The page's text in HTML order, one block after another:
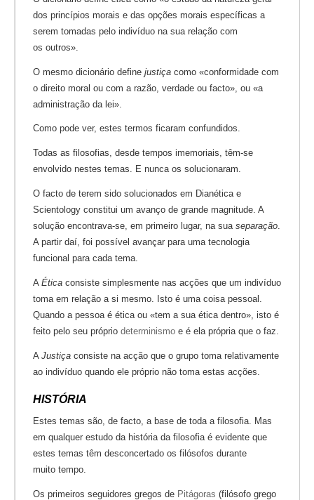
dos princípios morais e das opções morais específicas a
serem tomadas pelo indivíduo na sua relação com
os outros».
O mesmo dicionário define justiça como «conformidade com
o direito moral ou com a razão, verdade ou facto», ou «a
administração da lei».
Como pode ver, estes termos ficaram confundidos.
Todas as filosofias, desde tempos imemoriais, têm-se
envolvido nestes temas. E nunca os solucionaram.
O facto de terem sido solucionados em Dianética e
Scientology constitui um avanço de grande magnitude. A
solução encontrava-se, em primeiro lugar, na sua separação.
A partir daí, foi possível avançar para uma tecnologia
funcional para cada tema.
A Ética consiste simplesmente nas acções que um indivíduo
toma em relação a si mesmo. Isto é uma coisa pessoal.
Quando a pessoa é ética ou «tem a sua ética dentro», isto é
feito pelo seu próprio determinismo e é ela própria que o faz.
A Justiça consiste na acção que o grupo toma relativamente
ao indivíduo quando ele próprio não toma estas acções.
HISTÓRIA
Estes temas são, de facto, a base de toda a filosofia. Mas
em qualquer estudo da história da filosofia é evidente que
estes temas têm desconcertado os filósofos durante
muito tempo.
Os primeiros seguidores gregos de Pitágoras (filósofo grego